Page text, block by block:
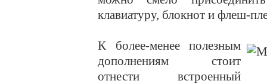
клавиатуру, блокнот и флеш-
К более-менее полезным
дополнениям стоит
отнести встроенный